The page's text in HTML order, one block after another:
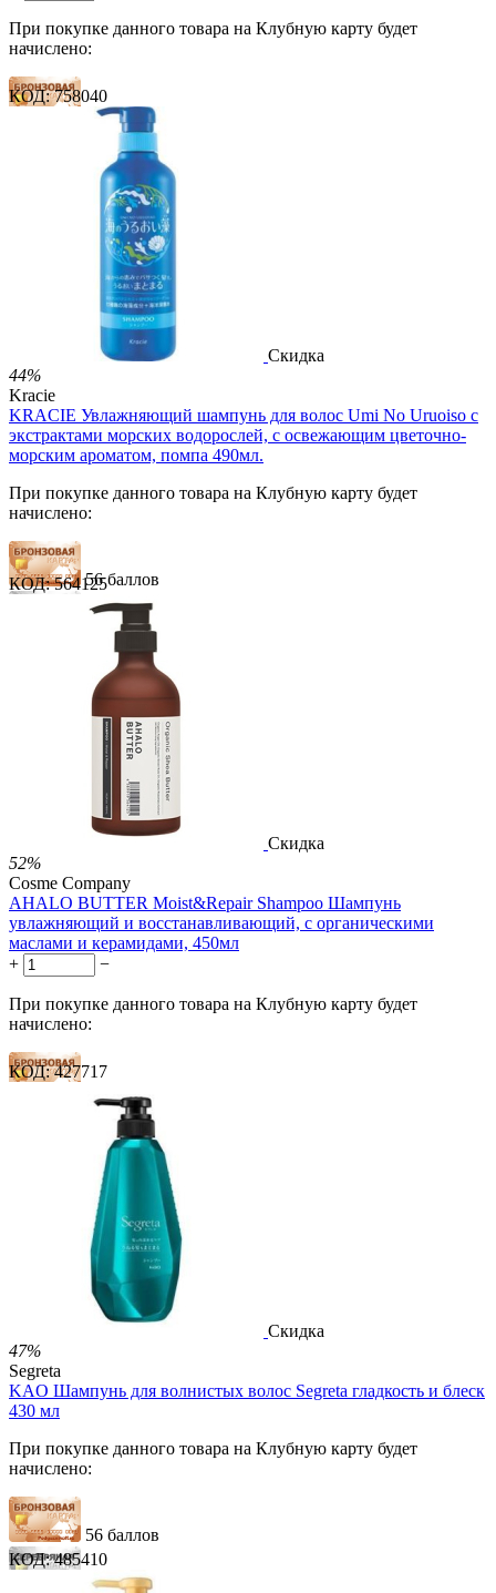
При покупке данного товара на Клубную карту будет
начислено:
56 баллов
83 балла
139 баллов
1 486.00 Р
за 1.00 мл

КОД: 758040
Скидка
44%
Kracie
KRACIE Увлажняющий шампунь для волос Umi No Uruoiso с
экстрактами морских водорослей, с освежающим цветочно-
морским ароматом, помпа 490мл.
При покупке данного товара на Клубную карту будет
начислено:
56 баллов
83 балла
139 баллов
724.00 Р
за 1.00 мл
Нет в наличии
 
КОД: 564125
Скидка
52%
Cosme Company
AHALO BUTTER Moist&Repair Shampoo Шампунь
увлажняющий и восстанавливающий, с органическими
маслами и керамидами, 450мл
+
−
При покупке данного товара на Клубную карту будет
начислено:
83 балла
139 баллов
1 212.00
Р
за 1.00 мл

КОД: 427717
Скидка
47%
Segreta
KAO Шампунь для волнистых волос Segreta гладкость и блеск
430 мл
При покупке данного товара на Клубную карту будет
начислено:
56 баллов
83 балла
КОД: 485410